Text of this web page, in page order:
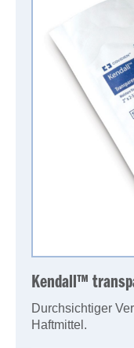
Kendall™
Durchsichtiger
Haftmittel.